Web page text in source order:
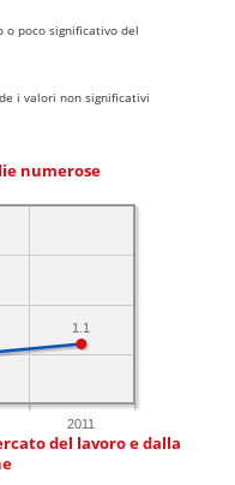
o poco significativo del
i valori non significativi
numerose
2011
1.1
del lavoro e dalla